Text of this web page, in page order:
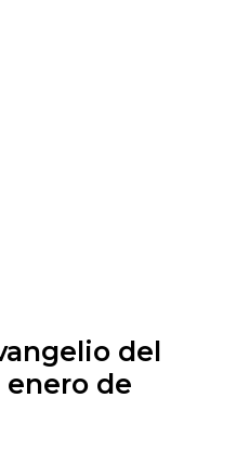
del
enero de